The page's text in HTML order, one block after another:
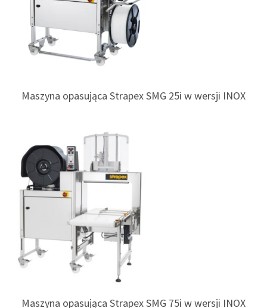
Maszyna opasująca Strapex SMG 25i w wersji INOX
Maszyna opasująca Strapex SMG 75i w wersji INOX